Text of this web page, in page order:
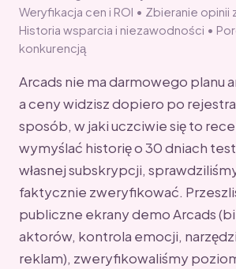
Weryfikacja cen i ROI • Zbieranie opinii
Historia wsparcia i niezawodności •
konkurencją
Arcads nie ma darmowego planu
a ceny widzisz dopiero po
sposób, w jaki uczciwie się to
wymyślać historię o 30 dniach
własnej subskrypcji,
faktycznie zweryfikować.
publiczne ekrany demo Arcads
aktorów, kontrola emocji,
reklam), zweryfikowaliśmy